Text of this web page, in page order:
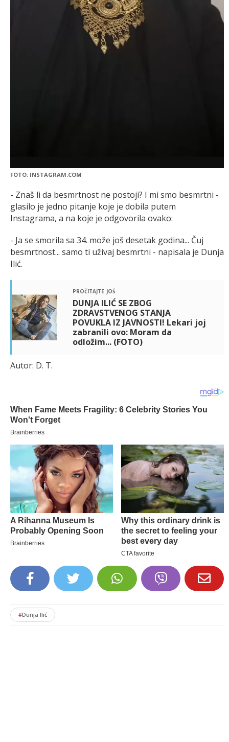
FOTO: INSTAGRAM.COM
- Znaš li da besmrtnost ne postoji? I mi smo besmrtni -
glasilo je jedno pitanje koje je dobila putem
Instagrama, a na koje je odgovorila ovako:
- Ja se smorila sa 34. može još desetak godina... Čuj
besmrtnost... samo ti uživaj besmrtni - napisala je Dunja
Ilić.
pročitajte još
DUNJA ILIĆ SE ZBOG
ZDRAVSTVENOG STANJA
POVUKLA IZ JAVNOSTI! Lekari joj
zabranili ovo: Moram da
odložim... (FOTO)
Autor: D. T.
#Dunja Ilić